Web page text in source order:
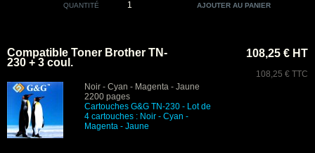
QUANTITÉ
Compatible Toner Brother TN-
230 + 3 coul.
Noir - Cyan - Magenta - Jaune
2200 pages
Cartouches G&G TN-230 - Lot de
4 cartouches : Noir - Cyan -
Magenta - Jaune
108,25 € HT
108,25 € TTC